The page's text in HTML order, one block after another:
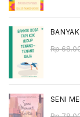
Rp
SENI